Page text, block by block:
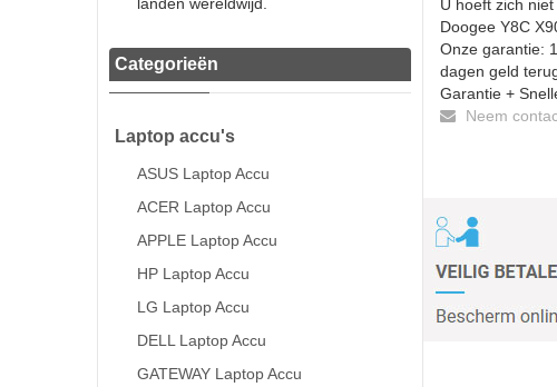
Categorieën
Laptop accu's
ASUS Laptop Accu
ACER Laptop Accu
APPLE Laptop Accu
HP Laptop Accu
LG Laptop Accu
DELL Laptop Accu
GATEWAY Laptop Accu
U hoeft zich
Doogee Y8C
Onze garantie:
dagen geld
Garantie +
Neem